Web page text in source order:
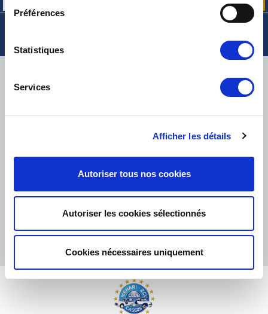
Préférences
Statistiques
Services
Afficher les détails
Autoriser tous nos cookies
Autoriser les cookies sélectionnés
Cookies nécessaires uniquement
GROS COLIS :TNT, GÉODIS, FRANCE EXPRESS, DPD
THE FEEDBACK
Excellent:4.5/ 5
(depuis 2018)